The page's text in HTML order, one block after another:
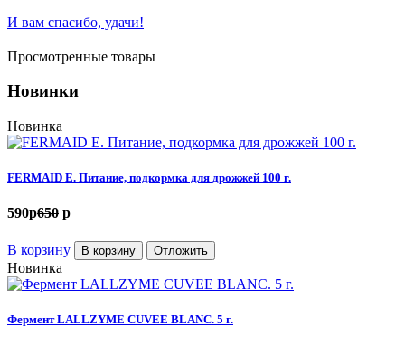
И вам спасибо, удачи!
Просмотренные товары
Новинки
Новинка
FERMAID E. Питание, подкормка для дрожжей 100 г.
590p650 p
В корзину В корзину Отложить
Новинка
Фермент LALLZYME CUVEE BLANC. 5 г.